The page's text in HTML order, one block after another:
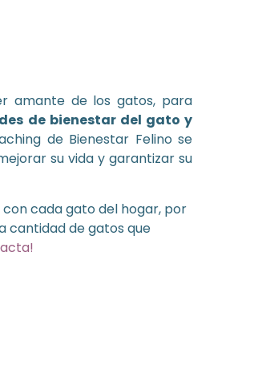
amante de los gatos, para
de bienestar del gato y
de Bienestar Felino se
su vida y garantizar su
cada gato del hogar, por
cantidad de gatos que